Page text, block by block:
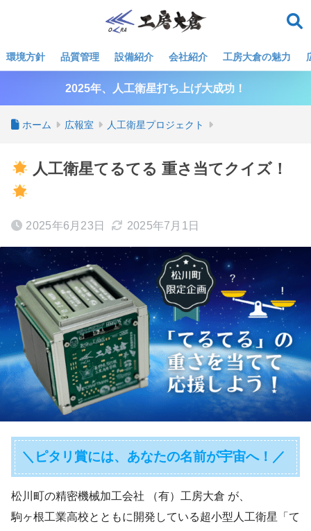
環境方針 品質管理 設備紹介 会社紹介 工房大倉の魅力
2025年、人工衛星打ち上げ大成功！
ホーム 広報室 人工衛星プロジェクト
人工衛星てるてる 重さ当てクイズ！
2025年6月23日 2025年7月1日
＼ピタリ賞には、あなたの名前が宇宙へ！／
松川町の精密機械加工会社 （有）工房大倉 が、
駒ヶ根工業高校とともに開発している超小型人工衛星「て